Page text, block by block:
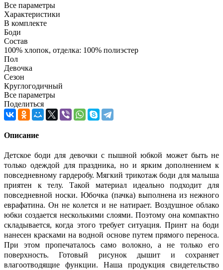
Все параметры
Характеристики
В комплекте
Боди
Состав
100% хлопок, отделка: 100% полиэстер
Пол
Девочка
Сезон
Круглогодичный
Все параметры
Поделиться
Описание
Детское боди для девочки с пышной юбкой может быть не
только одеждой для праздника, но и ярким дополнением к
повседневному гардеробу. Мягкий трикотаж боди для малыша
приятен к телу. Такой материал идеально подходит для
повседневной носки. Юбочка (пачка) выполнена из нежного
еврафатина. Он не колется и не натирает. Воздушное облако
юбки создается несколькими слоями. Поэтому она компактно
складывается, когда этого требует ситуация. Принт на боди
нанесен красками на водной основе путем прямого переноса.
При этом пропечаталось само волокно, а не только его
поверхность. Готовый рисунок дышит и сохраняет
влагоотводящие функции. Наша продукция свидетельство